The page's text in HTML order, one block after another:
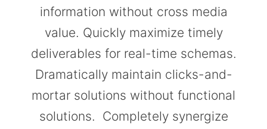
information without cross media
value. Quickly maximize timely
deliverables for real-time schemas.
Dramatically maintain clicks-and-
mortar solutions without functional
solutions. Completely synergize